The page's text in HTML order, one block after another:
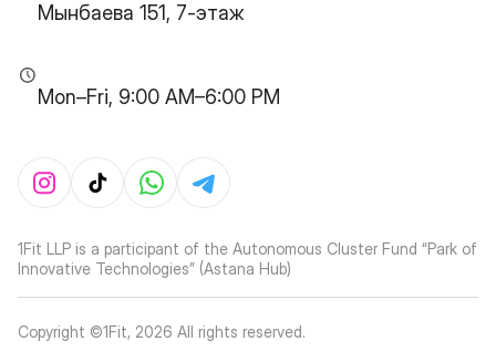
Мынбаева 151, 7-этаж
Mon–Fri, 9:00 AM–6:00 PM
1Fit LLP is a participant of the Autonomous Cluster Fund “Park of
Innovative Technologies” (Astana Hub)
Copyright ©1Fit, 2026 All rights reserved.